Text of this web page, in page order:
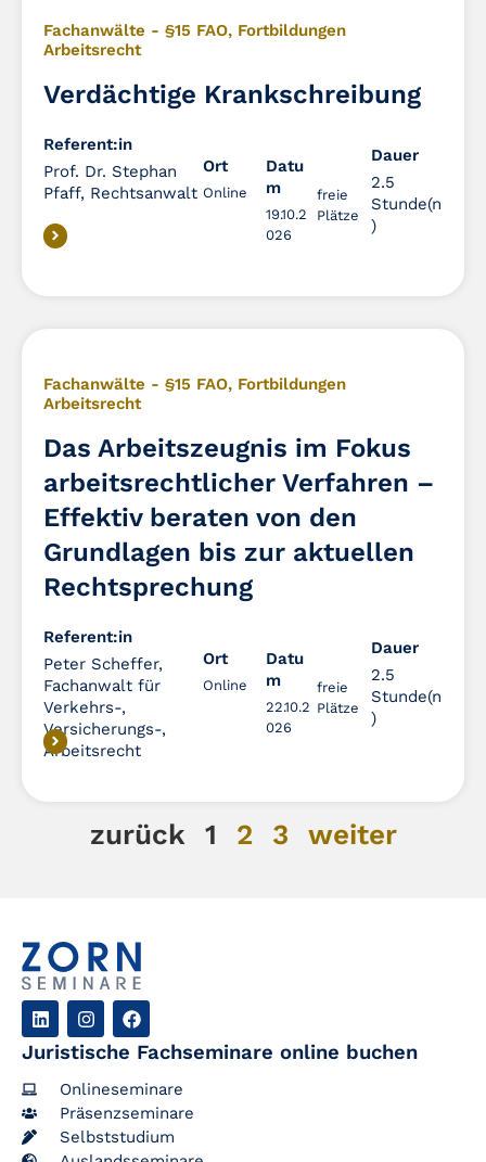
Fachanwälte - §15 FAO, Fortbildungen
Arbeitsrecht
Verdächtige Krankschreibung
Referent:in
Prof. Dr. Stephan
Pfaff, Rechtsanwalt
Ort
Online
Datu
m
19.10.2
026
freie
Plätze
Dauer
2.5
Stunde(n
)
Fachanwälte - §15 FAO, Fortbildungen
Arbeitsrecht
Das Arbeitszeugnis im Fokus
arbeitsrechtlicher Verfahren –
Effektiv beraten von den
Grundlagen bis zur aktuellen
Rechtsprechung
Referent:in
Peter Scheffer,
Fachanwalt für
Verkehrs-,
Versicherungs-,
Arbeitsrecht
Ort
Online
Datu
m
22.10.2
026
freie
Plätze
Dauer
2.5
Stunde(n
)
zurück 1 2 3 weiter
Juristische Fachseminare online buchen
Onlineseminare
Präsenzseminare
Selbststudium